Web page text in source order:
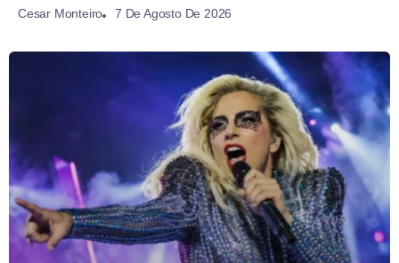
Cesar Monteiro 7 De Agosto De 2026